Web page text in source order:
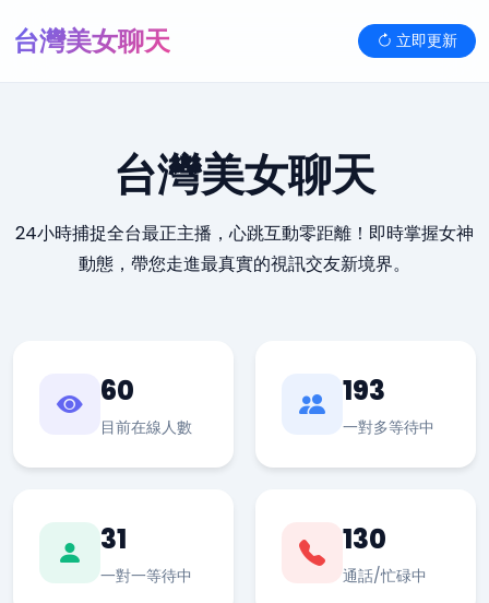
台灣美女聊天 立即更新
台灣美女聊天
24小時捕捉全台最正主播，心跳互動零距離！即時掌握女神
動態，帶您走進最真實的視訊交友新境界。
60
目前在線人數
193
一對多等待中
31
一對一等待中
130
通話/忙碌中